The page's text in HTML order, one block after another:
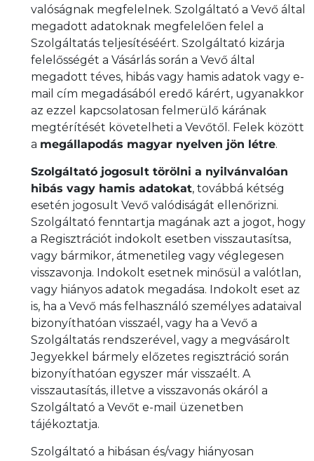
valóságnak megfelelnek. Szolgáltató a Vevő által
megadott adatoknak megfelelően felel a
Szolgáltatás teljesítéséért. Szolgáltató kizárja
felelősségét a Vásárlás során a Vevő által
megadott téves, hibás vagy hamis adatok vagy e-
mail cím megadásából eredő kárért, ugyanakkor
az ezzel kapcsolatosan felmerülő kárának
megtérítését követelheti a Vevőtől. Felek között
a megállapodás magyar nyelven jön létre.
Szolgáltató jogosult törölni a nyilvánvalóan
hibás vagy hamis adatokat, továbbá kétség
esetén jogosult Vevő valódiságát ellenőrizni.
Szolgáltató fenntartja magának azt a jogot, hogy
a Regisztrációt indokolt esetben visszautasítsa,
vagy bármikor, átmenetileg vagy véglegesen
visszavonja. Indokolt esetnek minősül a valótlan,
vagy hiányos adatok megadása. Indokolt eset az
is, ha a Vevő más felhasználó személyes adataival
bizonyíthatóan visszaél, vagy ha a Vevő a
Szolgáltatás rendszerével, vagy a megvásárolt
Jegyekkel bármely előzetes regisztráció során
bizonyíthatóan egyszer már visszaélt. A
visszautasítás, illetve a visszavonás okáról a
Szolgáltató a Vevőt e-mail üzenetben
tájékoztatja.
Szolgáltató a hibásan és/vagy hiányosan